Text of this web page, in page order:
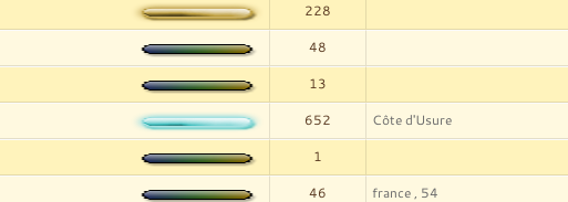
228
48
13
652 Côte d'Usure
1
46 france , 54